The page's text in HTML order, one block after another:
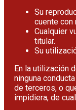
Su
cuente con
Cualquier
titular.
Su
En la utilización
ninguna
de terceros, o
impidiera, de